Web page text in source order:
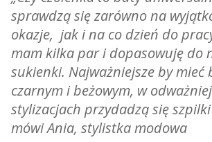
sprawdzą się zarówno na
okazje, jak i na co dzień do
mam kilka par i dopasowuję do
sukienki. Najważniejsze by mieć
czarnym i beżowym, w
stylizacjach przydadzą się
mówi Ania, stylistka modowa